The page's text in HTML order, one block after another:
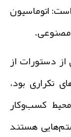
اتوماسیون
از
بود،
کسب‌وکار
هستند